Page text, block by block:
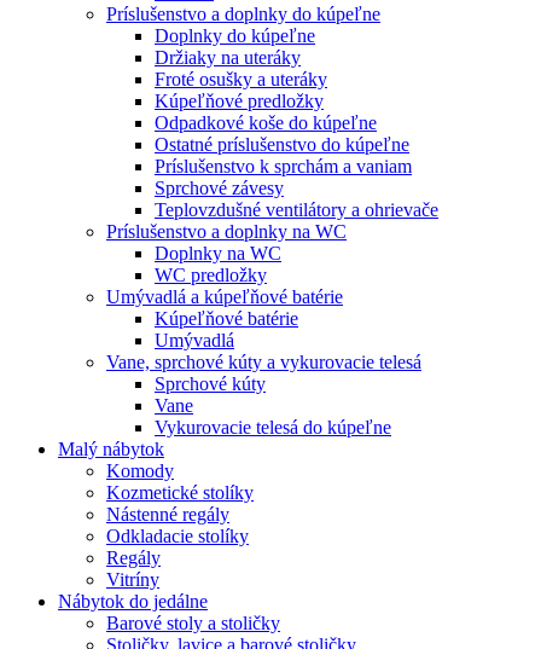
Príslušenstvo a doplnky do kúpeľne
Doplnky do kúpeľne
Držiaky na uteráky
Froté osušky a uteráky
Kúpeľňové predložky
Odpadkové koše do kúpeľne
Ostatné príslušenstvo do kúpeľne
Príslušenstvo k sprchám a vaniam
Sprchové závesy
Teplovzdušné ventilátory a ohrievače
Príslušenstvo a doplnky na WC
Doplnky na WC
WC predložky
Umývadlá a kúpeľňové batérie
Kúpeľňové batérie
Umývadlá
Vane, sprchové kúty a vykurovacie telesá
Sprchové kúty
Vane
Vykurovacie telesá do kúpeľne
Malý nábytok
Komody
Kozmetické stolíky
Nástenné regály
Odkladacie stolíky
Regály
Vitríny
Nábytok do jedálne
Barové stoly a stoličky
Stoličky, lavice a barové stoličky